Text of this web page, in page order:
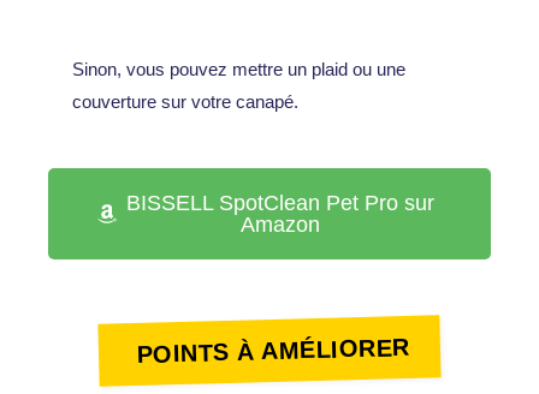
Sinon, vous pouvez mettre un plaid ou une
couverture sur votre canapé.
BISSELL SpotClean Pet Pro sur
Amazon
POINTS À AMÉLIORER